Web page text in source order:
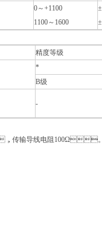
0～+1100
1100～1600
精度等级
*
B级
-
，传输导线电阻100Ω。